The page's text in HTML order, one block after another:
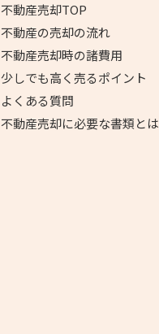
不動産売却TOP
不動産の売却の流れ
不動産売却時の諸費用
少しでも高く売るポイント
よくある質問
不動産売却に必要な書類とは